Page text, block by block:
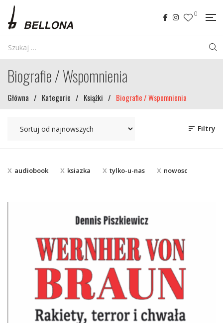
0
Biografie / Wspomnienia
Główna / Kategorie / Książki / Biografie / Wspomnienia
Filtry
audiobook ksiazka tylko-u-nas nowosc